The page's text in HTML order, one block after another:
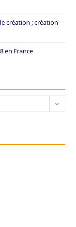
création ; création
en France